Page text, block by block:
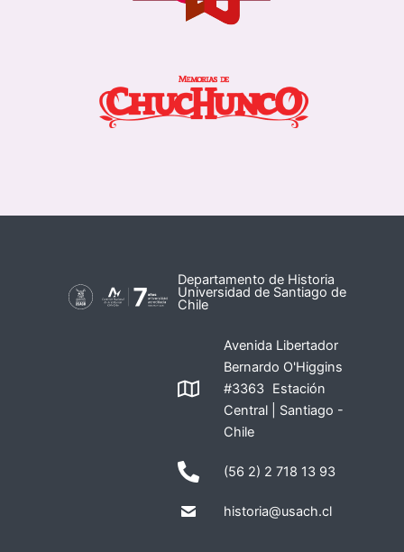
Departamento de Historia
Universidad de Santiago de
Chile
Avenida Libertador
Bernardo O'Higgins
#3363 Estación
Central | Santiago -
Chile
(56 2) 2 718 13 93
historia@usach.cl